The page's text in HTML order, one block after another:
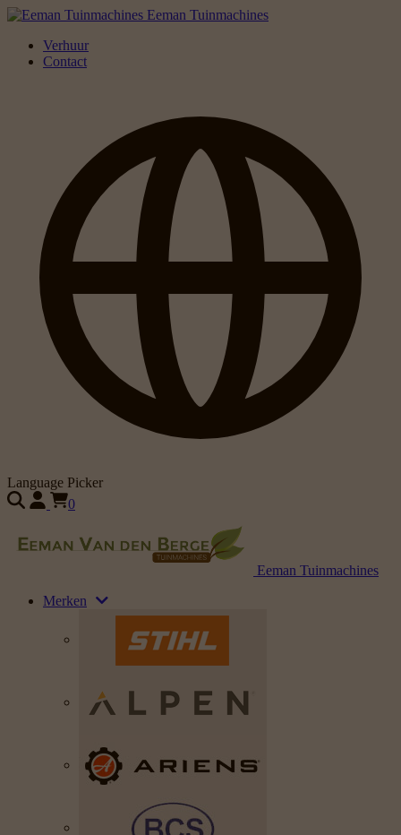
Eeman Tuinmachines
Verhuur
Contact
Language Picker
0
Eeman Tuinmachines
Merken